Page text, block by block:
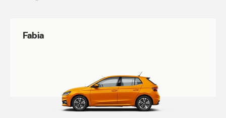
Fabia
ul. Żorska 11A, Rybnik
+48 326 614 000
anna.holyst@skoda.auto-gazda.pl